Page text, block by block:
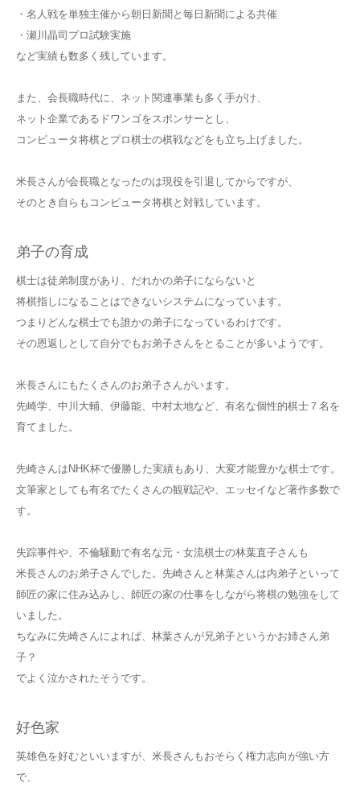
・名人戦を単独主催から朝日新聞と毎日新聞による共催
・瀬川晶司プロ試験実施
など実績も数多く残しています。
また、会長職時代に、ネット関連事業も多く手がけ、
ネット企業であるドワンゴをスポンサーとし、
コンピュータ将棋とプロ棋士の棋戦などをも立ち上げました。
米長さんが会長職となったのは現役を引退してからですが、
そのとき自らもコンピュータ将棋と対戦しています。
弟子の育成
棋士は徒弟制度があり、だれかの弟子にならないと
将棋指しになることはできないシステムになっています。
つまりどんな棋士でも誰かの弟子になっているわけです。
その恩返しとして自分でもお弟子さんをとることが多いようです。
米長さんにもたくさんのお弟子さんがいます。
先崎学、中川大輔、伊藤能、中村太地など、有名な個性的棋士７名を
育てました。
先崎さんはNHK杯で優勝した実績もあり、大変才能豊かな棋士です。
文筆家としても有名でたくさんの観戦記や、エッセイなど著作多数で
す。
失踪事件や、不倫騒動で有名な元・女流棋士の林葉直子さんも
米長さんのお弟子さんでした。先崎さんと林葉さんは内弟子といって
師匠の家に住み込みし、師匠の家の仕事をしながら将棋の勉強をして
いました。
ちなみに先崎さんによれば、林葉さんが兄弟子というかお姉さん弟
子？
でよく泣かされたそうです。
好色家
英雄色を好むといいますが、米長さんもおそらく権力志向が強い方
で、